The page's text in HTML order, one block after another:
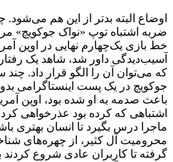
اوضاع البته بدتر از این هم می‌شود.
ضربه اشتباه توپ «نواک جوکویچ»
خط بازی یک‌چهارم نهایی در اوپن
آسیب‌دیدگی داور شد، شاهد یک
که می‌توان آن را الگو قرار داد. چند
جوکویچ در یک پست اینستاگرامی
باعث صدمه به او شده بود، اوپن
اشتباهی که کرده بود عذرخواهی
ماجرا درس بگیرد تا انسان بهتری
محرومیت آل کثیر، از چهره‌های
گرفته تا کاربران عادی شروع کردند